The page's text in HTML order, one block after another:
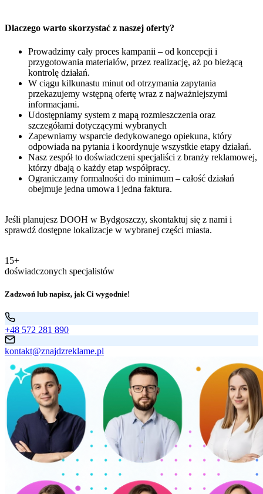
Dlaczego warto skorzystać z naszej oferty?
Prowadzimy cały proces kampanii – od koncepcji i
przygotowania materiałów, przez realizację, aż po bieżącą
kontrolę działań.
W ciągu kilkunastu minut od otrzymania zapytania
przekazujemy wstępną ofertę wraz z najważniejszymi
informacjami.
Udostępniamy system z mapą rozmieszczenia oraz
szczegółami dotyczącymi wybranych
Zapewniamy wsparcie dedykowanego opiekuna, który
odpowiada na pytania i koordynuje wszystkie etapy działań.
Nasz zespół to doświadczeni specjaliści z branży reklamowej,
którzy dbają o każdy etap współpracy.
Ograniczamy formalności do minimum – całość działań
obejmuje jedna umowa i jedna faktura.
Jeśli planujesz DOOH w Bydgoszczy, skontaktuj się z nami i
sprawdź dostępne lokalizacje w wybranej części miasta.
15+
doświadczonych specjalistów
Zadzwoń lub napisz, jak Ci wygodnie!
+48 572 281 890
kontakt@znajdzreklame.pl